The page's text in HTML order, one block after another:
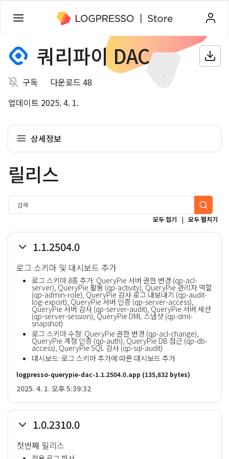
쿼리파이 DAC
구독
다운로드 48
업데이트 2025. 4. 1.
상세정보
릴리스
모두 접기 | 모두 펼치기
1.1.2504.0
로그 스키마 및 대시보드 추가
로그 스키마 8종 추가: QueryPie 서버 권한 변경 (qp-acl-
server), QueryPie 활동 (qp-activity), QueryPie 관리자 역할
(qp-admin-role), QueryPie 감사 로그 내보내기 (qp-audit-
log-export), QueryPie 서버 인증 (qp-server-access),
QueryPie 서버 감사 (qp-server-audit), QueryPie 서버 세션
(qp-server-session), QueryPie DML 스냅샷 (qp-dml-
snapshot)
로그 스키마 수정: QueryPie 권한 변경 (qp-acl-change),
QueryPie 계정 인증 (qp-auth), QueryPie DB 접근 (qp-db-
access), QueryPie SQL 감사 (qp-sql-audit)
대시보드: 로그 스키마 추가에 따른 대시보드 추가
logpresso-querypie-dac-1.1.2504.0.app (135,832 bytes)
2025. 4. 1. 오후 5:39:32
1.0.2310.0
첫번째 릴리스